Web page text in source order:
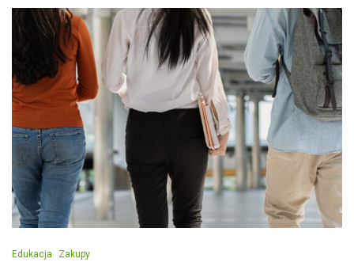
Edukacja Zakupy